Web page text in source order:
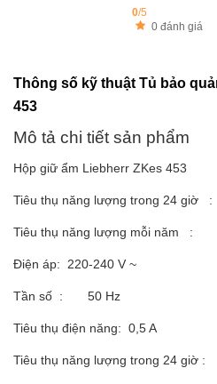
0/5
0 đánh giá
Thông số kỹ thuật Tủ bảo
453
Mô tả chi tiết sản phẩm
Hộp giữ ẩm Liebherr ZKes 453
Tiêu thụ năng lượng trong 24
Tiêu thụ năng lượng mỗi năm :
Điện áp: 220-240 V ~
Tần số : 50 Hz
Tiêu thụ điện năng: 0,5 A
Tiêu thụ năng lượng trong 24